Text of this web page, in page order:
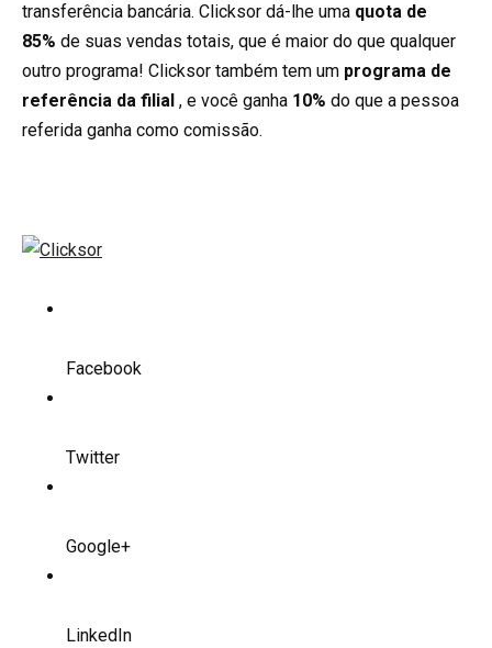
transferência bancária. Clicksor dá-lhe uma quota de
85% de suas vendas totais, que é maior do que qualquer
outro programa! Clicksor também tem um programa de
referência da filial , e você ganha 10% do que a pessoa
referida ganha como comissão.
Facebook
Twitter
Google+
LinkedIn